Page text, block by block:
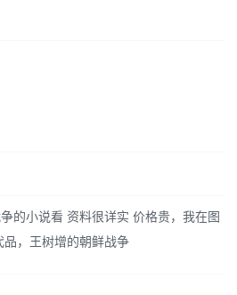
的小说看 资料很详实 价格贵，我在图
，王树增的朝鲜战争